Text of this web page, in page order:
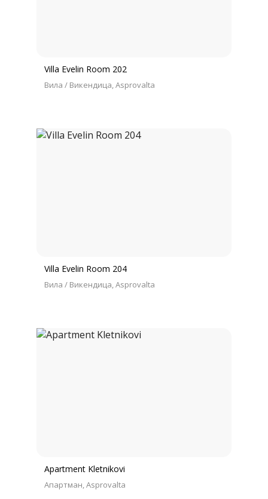
Villa Evelin Room 202
Вила / Викендица Asprovalta
Villa Evelin Room 204
Вила / Викендица Asprovalta
Apartment Kletnikovi
Апартман Asprovalta